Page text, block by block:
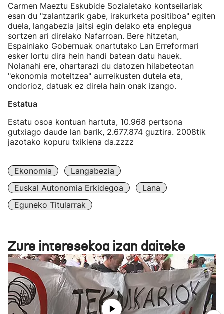
Carmen Maeztu Eskubide Sozialetako kontseilariak
esan du "zalantzarik gabe, irakurketa positiboa" egiten
duela, langabezia jaitsi egin delako eta enplegua
sortzen ari direlako Nafarroan. Bere hitzetan,
Espainiako Gobernuak onartutako Lan Erreformari
esker lortu dira hein handi batean datu hauek.
Nolanahi ere, ohartarazi du datozen hilabeteotan
"ekonomia moteltzea" aurreikusten dutela eta,
ondorioz, datuak ez direla hain onak izango.
Estatua
Estatu osoa kontuan hartuta, 10.968 pertsona
gutxiago daude lan barik, 2.677.874 guztira. 2008tik
jazotako kopuru txikiena da.zzzz
Ekonomia
Langabezia
Euskal Autonomia Erkidegoa
Lana
Eguneko Titularrak
Zure interesekoa izan daiteke